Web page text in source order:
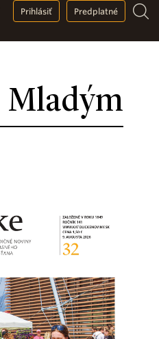
Mladým
Prihlásiť Predplatné